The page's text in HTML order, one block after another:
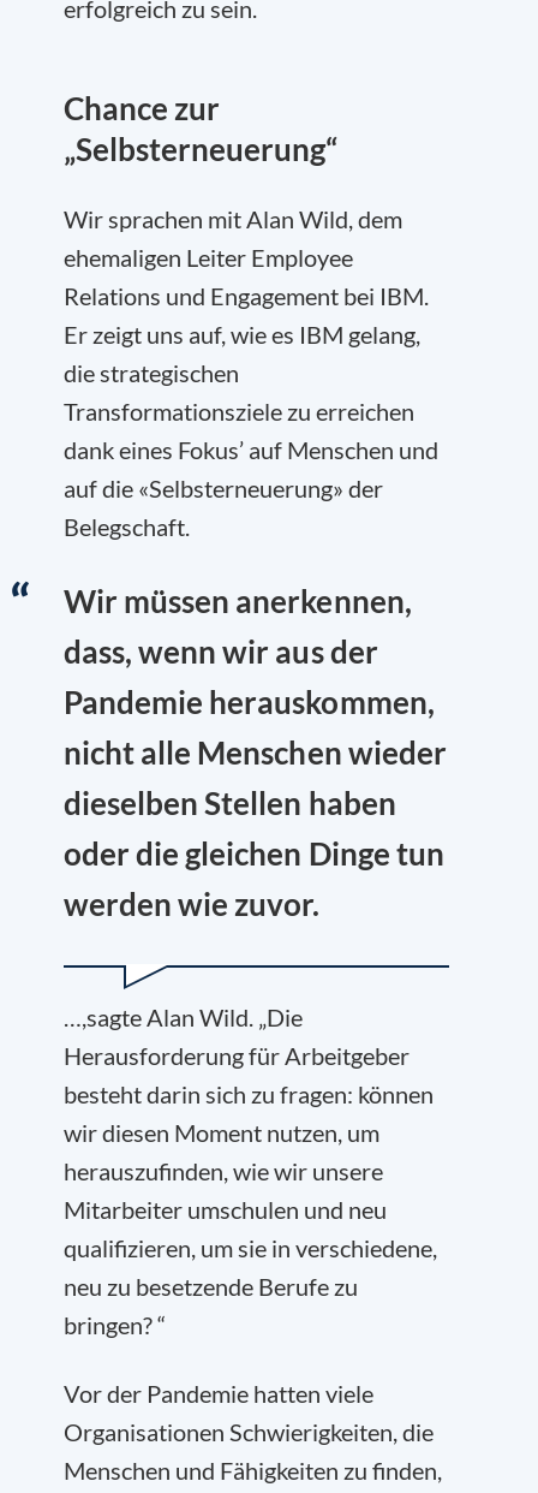
erfolgreich zu sein.
Chance zur
„Selbsterneuerung“
Wir sprachen mit Alan Wild, dem
ehemaligen Leiter Employee
Relations und Engagement bei IBM.
Er zeigt uns auf, wie es IBM gelang,
die strategischen
Transformationsziele zu erreichen
dank eines Fokus’ auf Menschen und
auf die «Selbsterneuerung» der
Belegschaft.
Wir müssen anerkennen,
dass, wenn wir aus der
Pandemie herauskommen,
nicht alle Menschen wieder
dieselben Stellen haben
oder die gleichen Dinge tun
werden wie zuvor.
…,sagte Alan Wild. „Die
Herausforderung für Arbeitgeber
besteht darin sich zu fragen: können
wir diesen Moment nutzen, um
herauszufinden, wie wir unsere
Mitarbeiter umschulen und neu
qualifizieren, um sie in verschiedene,
neu zu besetzende Berufe zu
bringen? “
Vor der Pandemie hatten viele
Organisationen Schwierigkeiten, die
Menschen und Fähigkeiten zu finden,